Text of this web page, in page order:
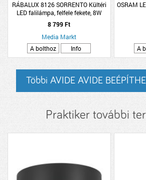
RÁBALUX 8126 SORRENTO Kültéri
LED falilámpa, felfele fekete, 8W
500LM IP44
8 799 Ft
Media Markt
A bolthoz
Info
OSRAM
A
Többi AVIDE AVIDE
Praktiker további